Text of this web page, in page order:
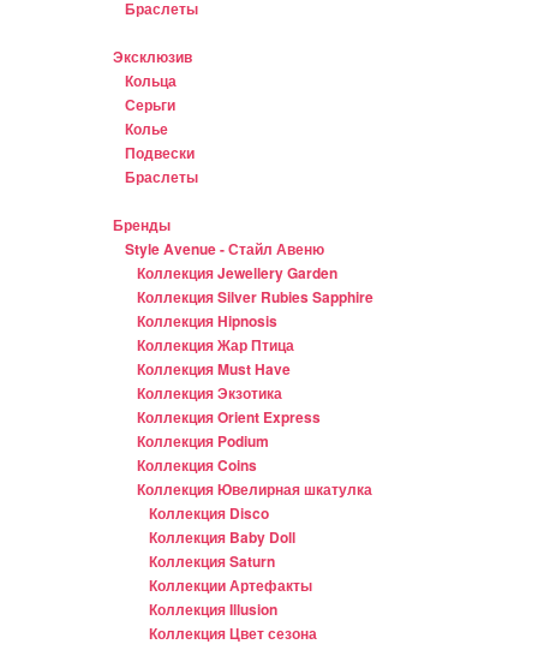
Браслеты
Эксклюзив
Кольца
Серьги
Колье
Подвески
Браслеты
Бренды
Style Avenue - Стайл Авеню
Коллекция Jewellery Garden
Коллекция Silver Rubies Sapphire
Коллекция Hipnosis
Коллекция Жар Птица
Коллекция Must Have
Коллекция Экзотика
Коллекция Orient Express
Коллекция Podium
Коллекция Coins
Коллекция Ювелирная шкатулка
Коллекция Disco
Коллекция Baby Doll
Коллекция Saturn
Коллекции Артефакты
Коллекция Illusion
Коллекция Цвет сезона